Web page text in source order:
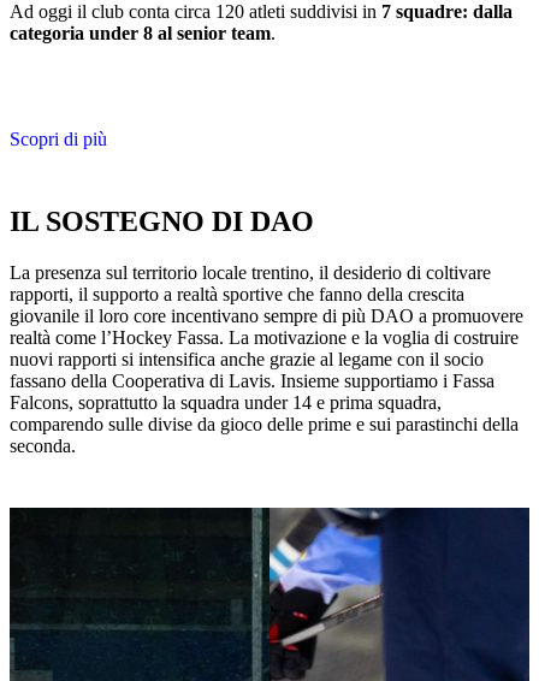
Ad oggi il club conta circa 120 atleti suddivisi in 7 squadre: dalla
categoria under 8 al senior team.
Scopri di più
IL SOSTEGNO DI DAO
La presenza sul territorio locale trentino, il desiderio di coltivare
rapporti, il supporto a realtà sportive che fanno della crescita
giovanile il loro core incentivano sempre di più DAO a promuovere
realtà come l’Hockey Fassa. La motivazione e la voglia di costruire
nuovi rapporti si intensifica anche grazie al legame con il socio
fassano della Cooperativa di Lavis. Insieme supportiamo i Fassa
Falcons, soprattutto la squadra under 14 e prima squadra,
comparendo sulle divise da gioco delle prime e sui parastinchi della
seconda.